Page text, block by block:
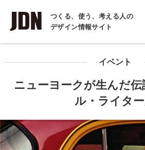
つくる、使う、考える人の
デザイン情報サイト
INTERVIEW
インタビュー
COLUMN
イベント
ニューヨークが生んだ伝
ル・ライタ